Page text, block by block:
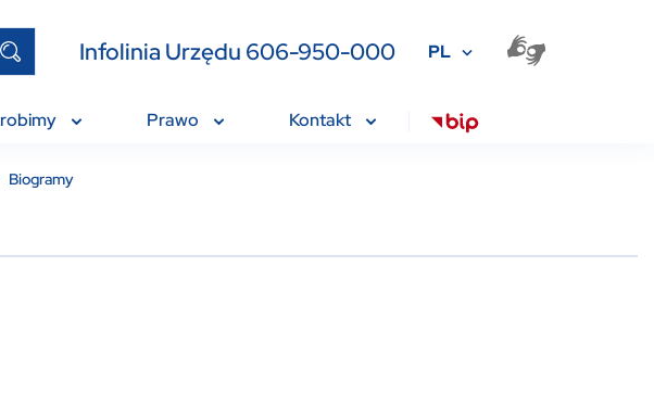
Infolinia Urzędu 606-950-000 PL
Prawo Kontakt
Biogramy